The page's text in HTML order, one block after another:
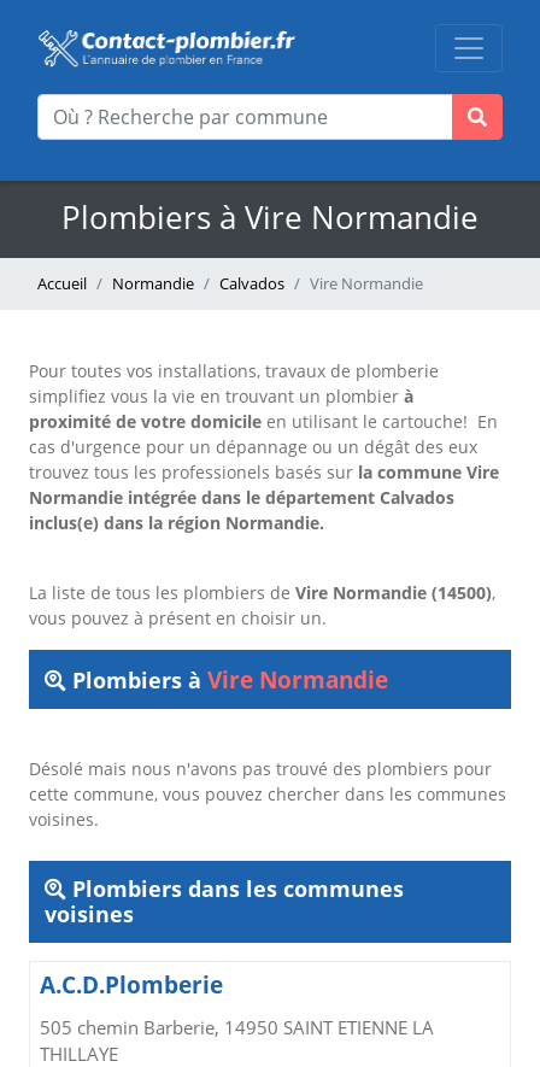
Plombiers à Vire Normandie
Accueil Normandie Calvados Vire Normandie
Pour toutes vos installations, travaux de plomberie
simplifiez vous la vie en trouvant un plombier à
proximité de votre domicile en utilisant le cartouche! En
cas d'urgence pour un dépannage ou un dégât des eux
trouvez tous les professionels basés sur la commune Vire
Normandie intégrée dans le département Calvados
inclus(e) dans la région Normandie.
La liste de tous les plombiers de Vire Normandie (14500),
vous pouvez à présent en choisir un.
Plombiers à Vire Normandie
Désolé mais nous n'avons pas trouvé des plombiers pour
cette commune, vous pouvez chercher dans les communes
voisines.
Plombiers dans les communes
voisines
A.C.D.Plomberie
505 chemin Barberie, 14950 SAINT ETIENNE LA
THILLAYE